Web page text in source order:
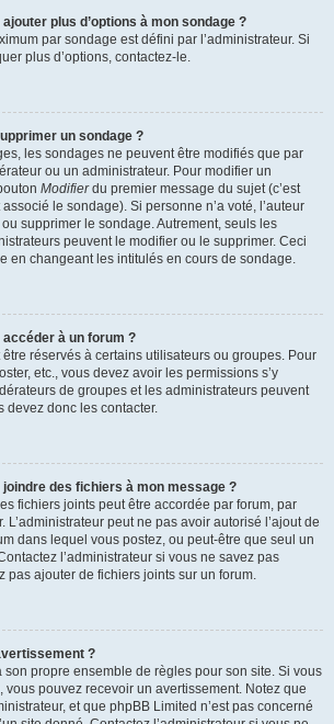
plus d’options à mon sondage ?
par sondage est défini par l’administrateur. Si
plus d’options, contactez-le.
un sondage ?
les sondages ne peuvent être modifiés que par
ou un administrateur. Pour modifier un
Modifierdu premier message du sujet (c’est
le sondage). Si personne n’a voté, l’auteur
supprimer le sondage. Autrement, seuls les
peuvent le modifier ou le supprimer. Ceci
en changeant les intitulés en cours de sondage.
accéder à un forum ?
réservés à certains utilisateurs ou groupes. Pour
etc., vous devez avoir les permissions s’y
de groupes et les administrateurs peuvent
devez donc les contacter.
joindre des fichiers à mon message ?
fichiers joints peut être accordée par forum, par
L’administrateur peut ne pas avoir autorisé l’ajout de
dans lequel vous postez, ou peut-être que seul un
l’administrateur si vous ne savez pas
pas ajouter de fichiers joints sur un forum.
?
propre ensemble de règles pour son site. Si vous
pouvez recevoir un avertissement. Notez que
et que phpBB Limited n’est pas concerné